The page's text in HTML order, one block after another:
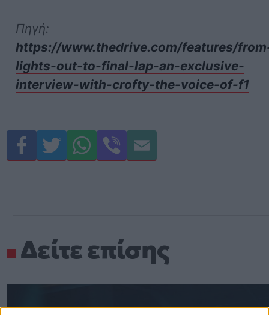
Πηγή:
https://www.thedrive.com/features/
lights-out-to-final-lap-an-exclusive-
interview-with-crofty-the-voice-of-f1
Δείτε επίσης